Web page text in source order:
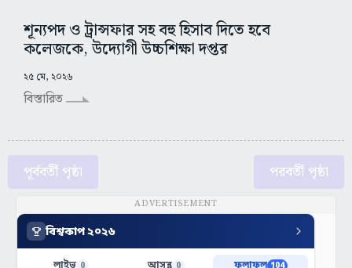
শূন্যপদ ও ট্রান্সফার সহ বহু হিসাব দিতে হবে
কলেজকে, উদ্যোগী উচ্চশিক্ষা দপ্তর
২৫ মে, ২০২৬
বিস্তারিত
পূর্ববর্তী পৃষ্ঠা পরবর্তী পৃষ্ঠা
ADVERTISEMENT